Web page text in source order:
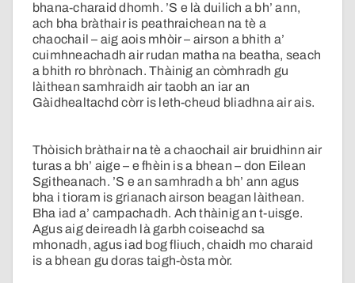
bhana-charaid dhomh. ’S e là duilich a bh’ ann,
ach bha bràthair is peathraichean na tè a
chaochail – aig aois mhòir – airson a bhith a’
cuimhneachadh air rudan matha na beatha, seach
a bhith ro bhrònach. Thàinig an còmhradh gu
làithean samhraidh air taobh an iar an
Gàidhealtachd còrr is leth-cheud bliadhna air ais.
Thòisich bràthair na tè a chaochail air bruidhinn air
turas a bh’ aige – e fhèin is a bhean – don Eilean
Sgitheanach. ’S e an samhradh a bh’ ann agus
bha i tioram is grianach airson beagan làithean.
Bha iad a’ campachadh. Ach thàinig an t-uisge.
Agus aig deireadh là garbh coiseachd sa
mhonadh, agus iad bog fliuch, chaidh mo charaid
is a bhean gu doras taigh-òsta mòr.